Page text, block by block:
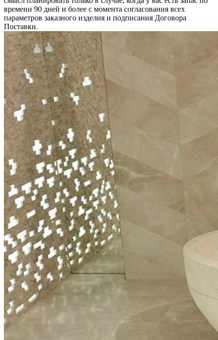
времени 90 дней и более с момента согласования всех
параметров заказного изделия и подписания Договора
Поставки.